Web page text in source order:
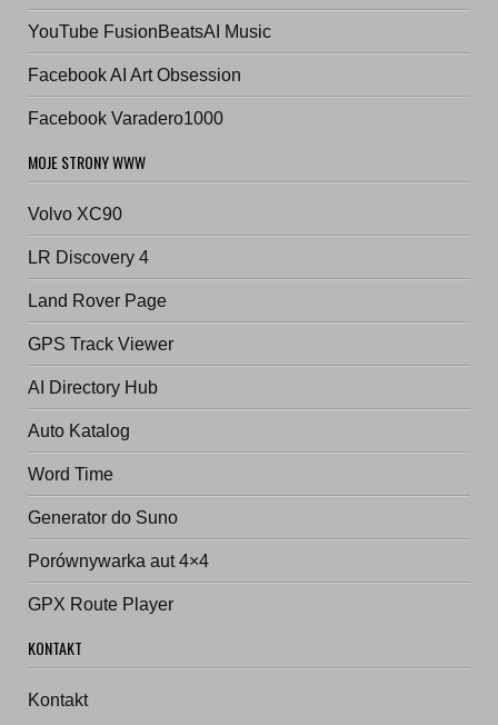
YouTube FusionBeatsAI Music
Facebook AI Art Obsession
Facebook Varadero1000
MOJE STRONY WWW
Volvo XC90
LR Discovery 4
Land Rover Page
GPS Track Viewer
AI Directory Hub
Auto Katalog
Word Time
Generator do Suno
Porównywarka aut 4×4
GPX Route Player
KONTAKT
Kontakt